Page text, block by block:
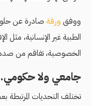
ووفق ورقة صادرة عن
الطبية غير الإنسانية، مثل
الخصوصية، تفاقم من
جامعي ولا
تختلف التحديات المرتبطة